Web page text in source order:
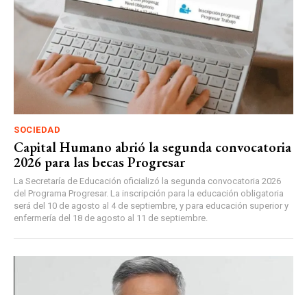
SOCIEDAD
Capital Humano abrió la segunda convocatoria
2026 para las becas Progresar
La Secretaría de Educación oficializó la segunda convocatoria 2026
del Programa Progresar. La inscripción para la educación obligatoria
será del 10 de agosto al 4 de septiembre, y para educación superior y
enfermería del 18 de agosto al 11 de septiembre.